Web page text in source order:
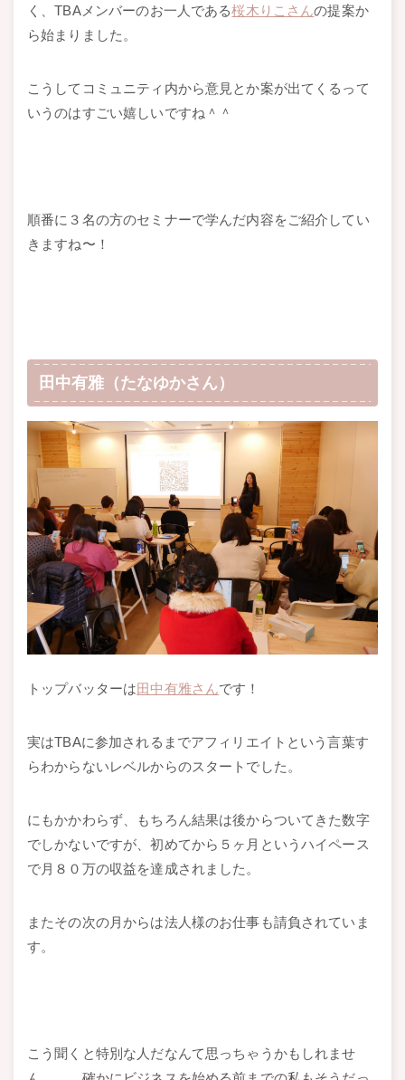
く、TBAメンバーのお一人である桜木りこさんの提案か
ら始まりました。
こうしてコミュニティ内から意見とか案が出てくるって
いうのはすごい嬉しいですね＾＾
順番に３名の方のセミナーで学んだ内容をご紹介してい
きますね〜！
田中有雅（たなゆかさん）
トップバッターは田中有雅さんです！
実はTBAに参加されるまでアフィリエイトという言葉す
らわからないレベルからのスタートでした。
にもかかわらず、もちろん結果は後からついてきた数字
でしかないですが、初めてから５ヶ月というハイペース
で月８０万の収益を達成されました。
またその次の月からは法人様のお仕事も請負されていま
す。
こう聞くと特別な人だなんて思っちゃうかもしれませ